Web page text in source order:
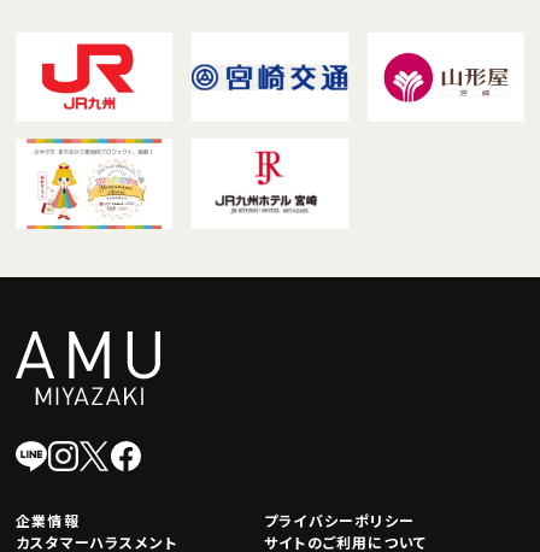
企業情報
プライバシーポリシー
カスタマーハラスメント
サイトのご利用について